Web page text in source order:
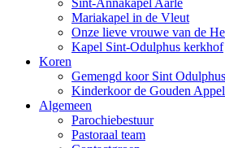
Sint-Annakapel Aarle
Mariakapel in de Vleut
Onze lieve vrouwe van de
Kapel Sint-Odulphus kerkhof
Koren
Gemengd koor Sint
Kinderkoor de Gouden
Algemeen
Parochiebestuur
Pastoraal team